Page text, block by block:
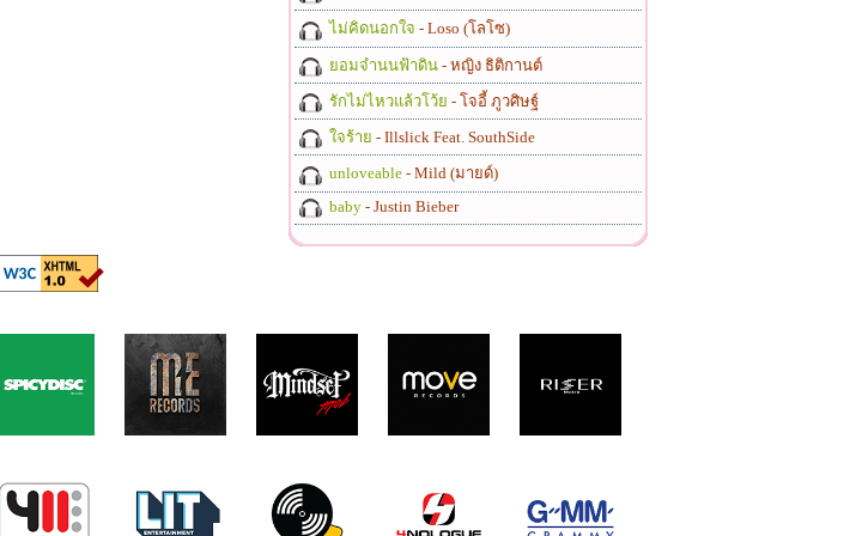
ไม่คิดนอกใจ - Loso (โลโซ)
ยอมจำนนฟ้าดิน - หญิง ธิติกานต์
รักไม่ไหวแล้วโว้ย - โจอี้ ภูวศิษฐ์
ใจร้าย - Illslick Feat. SouthSide
unloveable - Mild (มายด์)
baby - Justin Bieber